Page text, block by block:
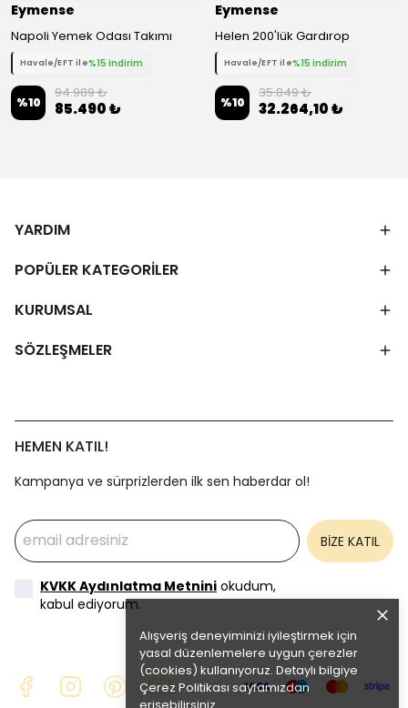
Alışveriş deneyiminizi iyileştirmek için
yasal düzenlemelere uygun çerezler
(cookies) kullanıyoruz. Detaylı bilgiye
Çerez Politikası sayfamızdan
Eymense
Napoli Yemek Odası Takımı
Havale/EFT ile%15 indirim
%10
94.989 ₺
85.490 ₺
Eymense
Helen 200'lük Gardırop
Havale/EFT ile%15 indirim
%10
35.849 ₺
32.264,10 ₺
YARDIM
POPÜLER KATEGORİLER
KURUMSAL
SÖZLEŞMELER
HEMEN KATIL!
Kampanya ve sürprizlerden ilk sen haberdar ol!
BİZE KATIL
KVKK Aydınlatma Metnini okudum,
kabul ediyorum.